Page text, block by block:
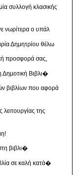
συλλογή κλασικής
νωρίτερα ο υπάλ
Δημητρίου θέλω
προσφορά σας,
Δημοτική Βιβλι�
βιβλίων που αφορά
της
βιβλι�
σε καλή κατά�